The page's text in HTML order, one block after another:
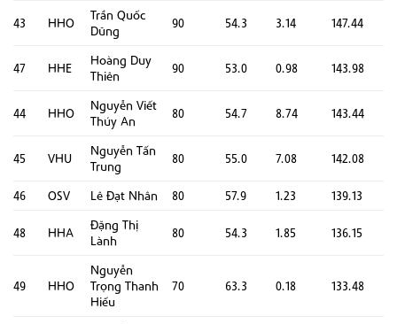
43 HHO
Trần Quốc
Dũng
90 54.3 3.14 147.44
47 HHE
Hoàng Duy
Thiên
90 53.0 0.98 143.98
44 HHO
Nguyễn Viết
Thúy An
80 54.7 8.74 143.44
45 VHU
Nguyễn Tấn
Trung
80 55.0 7.08 142.08
46 OSV Lê Đạt Nhân 80 57.9 1.23 139.13
48 HHA
Đặng Thị
Lành
80 54.3 1.85 136.15
49 HHO
Nguyễn
Trọng Thanh
Hiếu
70 63.3 0.18 133.48